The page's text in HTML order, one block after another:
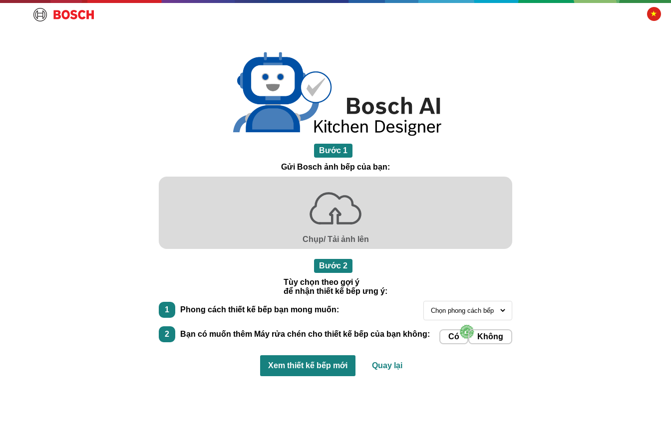
Bước 1
Gửi Bosch ảnh bếp của bạn:
Chụp/ Tải ảnh lên
Bước 2
Tùy chọn theo gợi ý
để nhận thiết kế bếp ưng ý:
1 Phong cách thiết kế bếp bạn mong muốn:
2 Bạn có muốn thêm Máy rửa chén cho thiết kế bếp của bạn không: Có Không
Xem thiết kế bếp mới Quay lại